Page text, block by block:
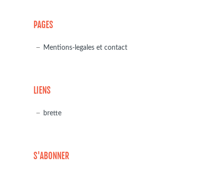
PAGES
Mentions-legales et contact
LIENS
brette
S'ABONNER